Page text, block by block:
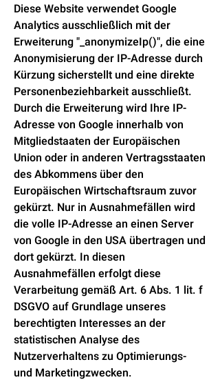
Diese Website verwendet Google
Analytics ausschließlich mit der
Erweiterung "_anonymizeIp()", die eine
Anonymisierung der IP-Adresse durch
Kürzung sicherstellt und eine direkte
Personenbeziehbarkeit ausschließt.
Durch die Erweiterung wird Ihre IP-
Adresse von Google innerhalb von
Mitgliedstaaten der Europäischen
Union oder in anderen Vertragsstaaten
des Abkommens über den
Europäischen Wirtschaftsraum zuvor
gekürzt. Nur in Ausnahmefällen wird
die volle IP-Adresse an einen Server
von Google in den USA übertragen und
dort gekürzt. In diesen
Ausnahmefällen erfolgt diese
Verarbeitung gemäß Art. 6 Abs. 1 lit. f
DSGVO auf Grundlage unseres
berechtigten Interesses an der
statistischen Analyse des
Nutzerverhaltens zu Optimierungs-
und Marketingzwecken.